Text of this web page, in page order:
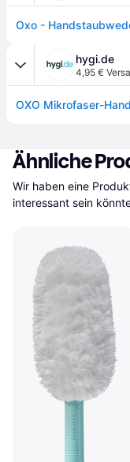
Oxo -
hygi.de
4,95 €
Ähnliche
Wir haben eine
interessant sein